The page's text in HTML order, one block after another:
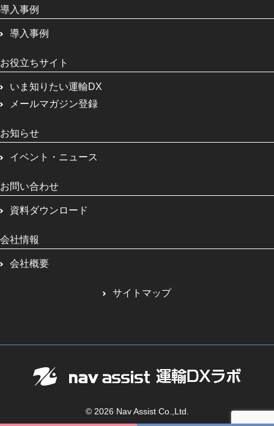
導入事例
導入事例
お役立ちサイト
いま知りたい運輸DX
メールマガジン登録
お知らせ
イベント・ニュース
お問い合わせ
資料ダウンロード
会社情報
会社概要
サイトマップ
© 2026 Nav Assist Co.,Ltd.